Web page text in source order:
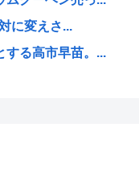
に変えさ...
する高市早苗。...